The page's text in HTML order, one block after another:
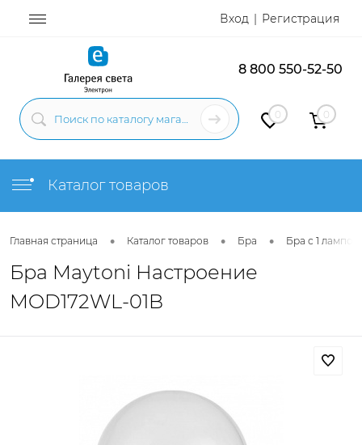
Вход Регистрация
8 800 550-52-50
0 0
Каталог товаров
Главная страница • Каталог товаров • Бра • Бра с 1 лампой
Бра Maytoni Настроение
MOD172WL-01B